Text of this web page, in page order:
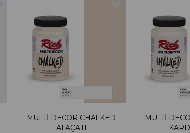
MULTİ DECOR CHALKED
ALAÇATI
MULTİ